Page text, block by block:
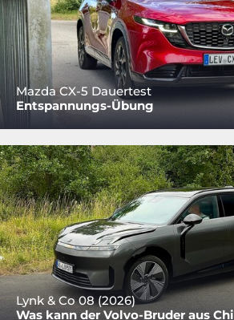
Mazda CX-5 Dauertest
Entspannungs-Übung
Lynk & Co 08 (2026)
Was kann der Volvo-Bruder aus